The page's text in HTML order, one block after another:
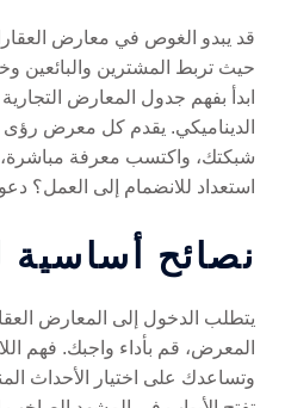
قد يبدو الغوص في معارض
ابدأ بفهم جدول المعارض
الديناميكي. يقدم كل معرض رؤى
شبكتك، واكتسب معرفة مباشرة،
استعداد للانضمام إلى العمل؟
نصائح أساسية
يتطلب الدخول إلى المعارض
المعرض، قم بأداء واجبك. فهم
وتساعدك على اختيار الأحداث